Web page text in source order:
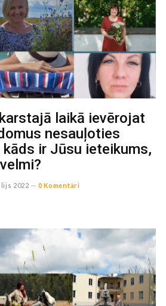
laikā ievērojat
nesauļoties
ir Jūsu ieteikums,
2022 -- 0 Komentāri